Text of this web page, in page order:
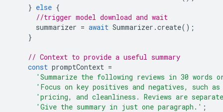
} else {
//trigger model download and wait
summarizer = await Summarizer .create();
}
// Context to provide a useful summary
const promptContext =
'Summarize the following reviews in 30 words
'Focus on key positives and negatives, such
'pricing, and cleanliness. Reviews are
'Give the summary in just one paragraph.' ;